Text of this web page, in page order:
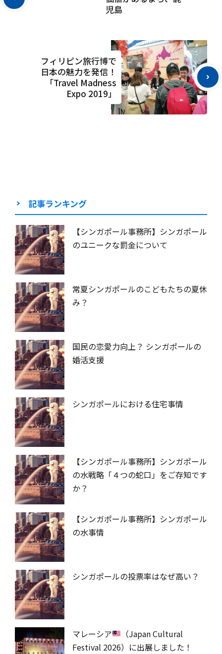
児島
フィリピン旅行博で
日本の魅力を発信！
「Travel Madness
Expo 2019」
記事ランキング
【シンガポール事務所】シンガポール
のユニークな罰金について
常夏シンガポールのこどもたちの夏休
み？
国民の恋愛力向上？ シンガポールの
婚活支援
シンガポールにおける住宅事情
【シンガポール事務所】シンガポール
の水戦略「４つの蛇口」をご存知です
か？
【シンガポール事務所】シンガポール
の水事情
シンガポールの投票率はなぜ高い？
マレーシア
（Japan Cultural
Festival 2026）に出展しました！